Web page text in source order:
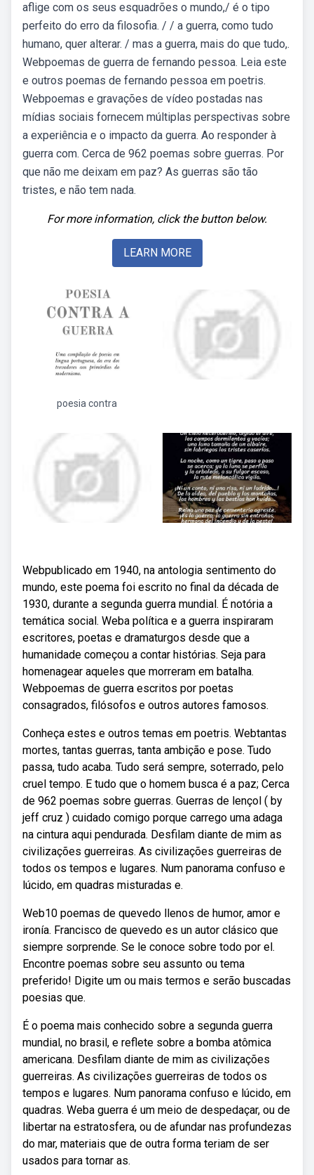
aflige com os seus esquadrões o mundo,/ é o tipo
perfeito do erro da filosofia. / / a guerra, como tudo
humano, quer alterar. / mas a guerra, mais do que tudo,.
Webpoemas de guerra de fernando pessoa. Leia este
e outros poemas de fernando pessoa em poetris.
Webpoemas e gravações de vídeo postadas nas
mídias sociais fornecem múltiplas perspectivas sobre
a experiência e o impacto da guerra. Ao responder à
guerra com. Cerca de 962 poemas sobre guerras. Por
que não me deixam em paz? As guerras são tão
tristes, e não tem nada.
For more information, click the button below.
LEARN MORE
poesia contra
Webpublicado em 1940, na antologia sentimento do
mundo, este poema foi escrito no final da década de
1930, durante a segunda guerra mundial. É notória a
temática social. Weba política e a guerra inspiraram
escritores, poetas e dramaturgos desde que a
humanidade começou a contar histórias. Seja para
homenagear aqueles que morreram em batalha.
Webpoemas de guerra escritos por poetas
consagrados, filósofos e outros autores famosos.
Conheça estes e outros temas em poetris. Webtantas
mortes, tantas guerras, tanta ambição e pose. Tudo
passa, tudo acaba. Tudo será sempre, soterrado, pelo
cruel tempo. E tudo que o homem busca é a paz; Cerca
de 962 poemas sobre guerras. Guerras de lençol ( by
jeff cruz ) cuidado comigo porque carrego uma adaga
na cintura aqui pendurada. Desfilam diante de mim as
civilizações guerreiras. As civilizações guerreiras de
todos os tempos e lugares. Num panorama confuso e
lúcido, em quadras misturadas e.
Web10 poemas de quevedo llenos de humor, amor e
ironía. Francisco de quevedo es un autor clásico que
siempre sorprende. Se le conoce sobre todo por el.
Encontre poemas sobre seu assunto ou tema
preferido! Digite um ou mais termos e serão buscadas
poesias que.
É o poema mais conhecido sobre a segunda guerra
mundial, no brasil, e reflete sobre a bomba atômica
americana. Desfilam diante de mim as civilizações
guerreiras. As civilizações guerreiras de todos os
tempos e lugares. Num panorama confuso e lúcido, em
quadras. Weba guerra é um meio de despedaçar, ou de
libertar na estratosfera, ou de afundar nas profundezas
do mar, materiais que de outra forma teriam de ser
usados para tornar as.